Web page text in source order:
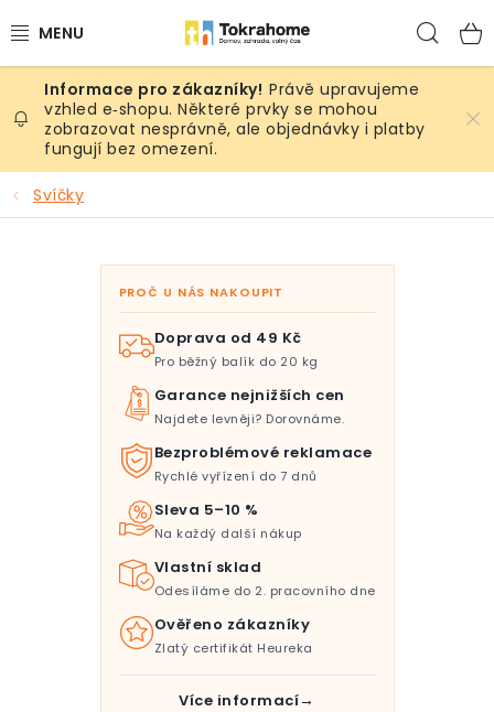
na
Výrobky
Místnosti
Venkovní prostory
Sezóna & Volný čas
Právě upravujeme
vzhled e‑shopu. Některé prvky se mohou
zobrazovat nesprávně, ale objednávky i platby
fungují bez omezení.
Svíčky
PROČ U NÁS NAKOUPIT
Doprava od 49 Kč
Pro běžný balík do 20 kg
Garance nejnižších cen
Najdete levněji? Dorovnáme.
Bezproblémové reklamace
Rychlé vyřízení do 7 dnů
Sleva 5–10 %
Na každý další nákup
Vlastní sklad
Odesíláme do 2. pracovního dne
Ověřeno zákazníky
Zlatý certifikát Heureka
Více informací